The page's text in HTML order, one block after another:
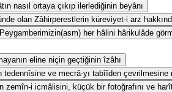
nasıl ortaya çıkıp ilerlediğinin beyânı
olan Zâhirperestlerin küreviyet-i arz
her hâlini hârikulâde
eline niçin geçtiğinin îzâhı
tedennîsine ve mecrâ-yı tabîîden çevrilmesine
zemîn-i icmâlisini, küçük bir fotoğrafını ve